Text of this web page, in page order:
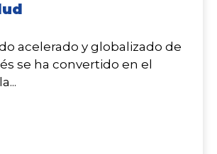
acelerado y globalizado de
se ha convertido en el